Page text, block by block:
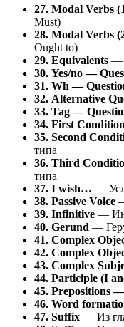
27. Modal Verbs
Must)
28. Modal Verbs
Ought to)
29. Equivalents —
30. Yes/no —
31. Wh —
32. Alternative
33. Tag —
34. First
35. Second
типа
36. Third
типа
37. I wish… —
38. Passive Voice
39. Infinitive —
40. Gerund —
41. Complex
42. Complex
43. Complex
44. Participle (I
45. Prepositions
46. Word
47. Suffix — Из